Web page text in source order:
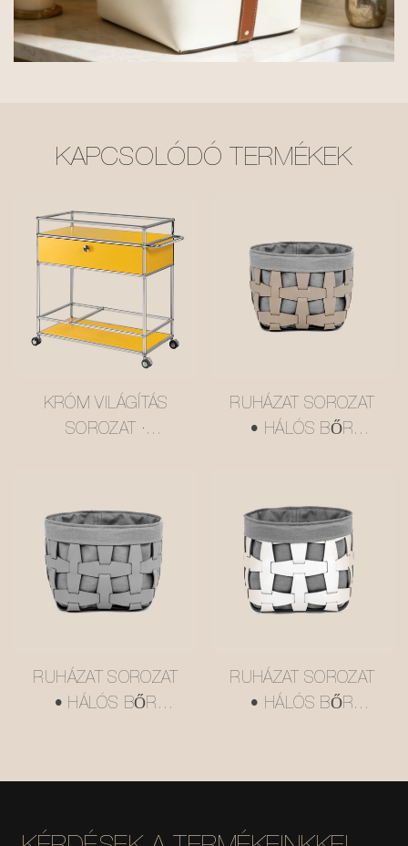
KAPCSOLÓDÓ TERMÉKEK
KRÓM VILÁGÍTÁS
SOROZAT ·
STÍLUSÚ ZSÚRKOCSI
#MSR2408016
RUHÁZAT SOROZAT
• HÁLÓS BŐR
RUHÁZAT SOROZAT
• HÁLÓS BŐR
RUHÁZAT SOROZAT
• HÁLÓS BŐR